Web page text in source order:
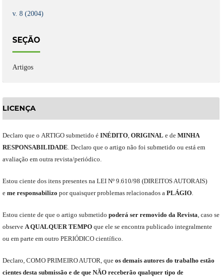
v. 8 (2004)
SEÇÃO
Artigos
LICENÇA
Declaro que o ARTIGO submetido é INÉDITO, ORIGINAL ede MINHA
RESPONSABILIDADE Declaro que o artigo não foi submetido ou está em
avaliação em outra revista/periódico.
Estou ciente dos itens presentes na LEI Nº 9.610/98 (DIREITOS AUTORAIS)
e meresponsabilizo por quaisquer problemas relacionados a PLÁGIO.
Estou ciente de que o artigo submetido poderá ser removido da Revista caso se
observe A QUALQUER TEMPOque elese encontra publicado integralmente
ou em parte em outro PERIÓDICOcientífico.
Declaro COMO PRIMEIRO AUTOR que os demais autores do trabalho estão
cientes desta submissão e de que NÃOreceberão qualquer tipo de